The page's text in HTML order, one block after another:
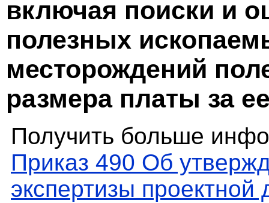
включая поиски и
полезных
месторождений
размера платы за
Получить больше
Приказ 490 Об
экспертизы проектной